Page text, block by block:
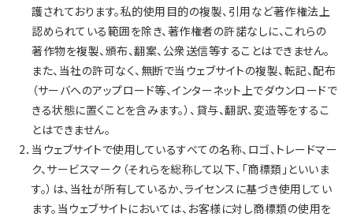
護されております。私的使用目的の複製、引用など著作権法上
認められている範囲を除き、著作権者の許諾なしに、これらの
著作物を複製、頒布、翻案、公衆送信等することはできません。
また、当社の許可なく、無断で当ウェブサイトの複製、転記、配布
（サーバへのアップロード等、インターネット上でダウンロードで
きる状態に置くことを含みます。）、貸与、翻訳、変造等をするこ
とはできません。
2．当ウェブサイトで使用しているすべての名称、ロゴ、トレードマー
ク、サービスマーク（それらを総称して以下、「商標類」といいま
す。）は、当社が所有しているか、ライセンスに基づき使用してい
ます。当ウェブサイトにおいては、お客様に対し商標類の使用を